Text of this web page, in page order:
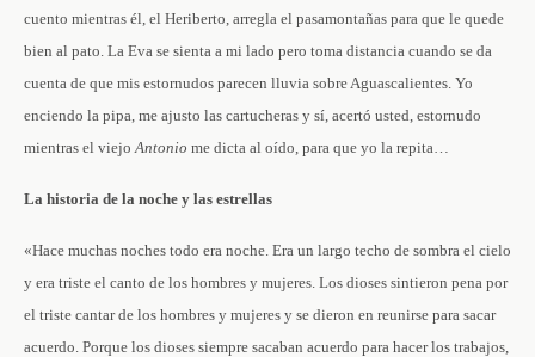
cuento mientras él, el Heriberto, arregla el pasamontañas para que le quede
bien al pato. La Eva se sienta a mi lado pero toma distancia cuando se da
cuenta de que mis estornudos parecen lluvia sobre Aguascalientes. Yo
enciendo la pipa, me ajusto las cartucheras y sí, acertó usted, estornudo
mientras el viejoAntonio me dicta al oído, para que yo la repita…
La historia de la noche y las estrellas
«Hace muchas noches todo era noche. Era un largo techo de sombra el cielo
y era triste el canto de los hombres y mujeres. Los dioses sintieron pena por
el triste cantar de los hombres y mujeres y se dieron en reunirse para sacar
acuerdo. Porque los dioses siempre sacaban acuerdo para hacer los trabajos,